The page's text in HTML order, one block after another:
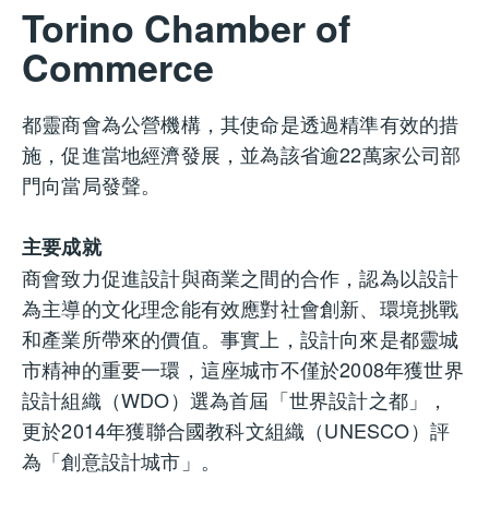
Torino Chamber of
Commerce
都靈商會為公營機構，其使命是透過精準有效的措
施，促進當地經濟發展，並為該省逾22萬家公司部
門向當局發聲。
主要成就
商會致力促進設計與商業之間的合作，認為以設計
為主導的文化理念能有效應對社會創新、環境挑戰
和產業所帶來的價值。事實上，設計向來是都靈城
市精神的重要一環，這座城市不僅於2008年獲世界
設計組織（WDO）選為首屆「世界設計之都」，
更於2014年獲聯合國教科文組織（UNESCO）評
為「創意設計城市」。